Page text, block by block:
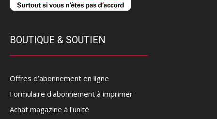
BOUTIQUE & SOUTIEN
Offres d’abonnement en ligne
Formulaire d'abonnement à imprimer
Achat magazine à l'unité